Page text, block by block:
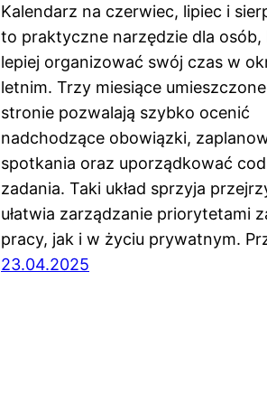
Kalendarz na czerwiec, lipiec i
to praktyczne narzędzie dla osób,
lepiej organizować swój czas w
letnim. Trzy miesiące
stronie pozwalają szybko ocenić
nadchodzące obowiązki,
spotkania oraz uporządkować
zadania. Taki układ sprzyja
ułatwia zarządzanie priorytetami
pracy, jak i w życiu prywatnym.
23.04.2025